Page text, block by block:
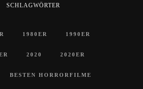
SCHLAGWÖRTER
1980ER 1990ER
2020 2020ER
BESTEN HORRORFILME